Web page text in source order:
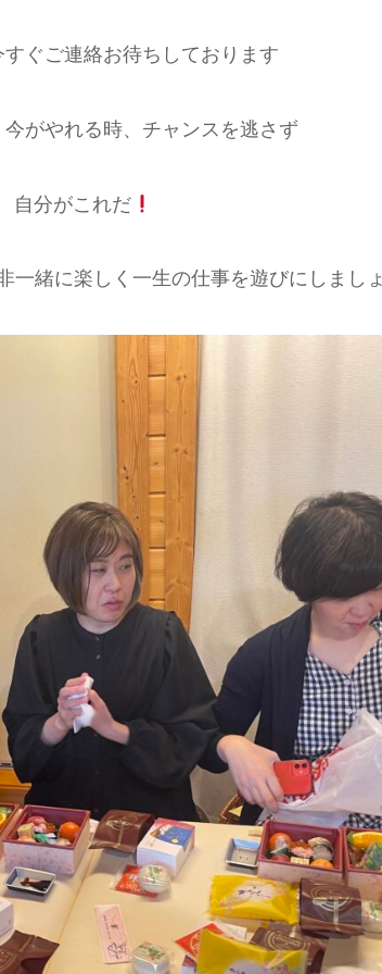
ぐご連絡お待ちしております
がやれる時、チャンスを逃さず
自分がこれだ
一緒に楽しく一生の仕事を遊びにしましょ